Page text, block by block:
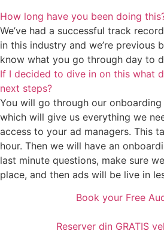
How long have you been doing
We’ve had a successful track
in this industry and we’re previous
know what you go through day to
If I decided to dive in on this what
next steps?
You will go through our
which will give us everything we
access to your ad managers. This
hour. Then we will have an
last minute questions, make sure
place, and then ads will be live in
Book your Free
Reserver din GRATIS